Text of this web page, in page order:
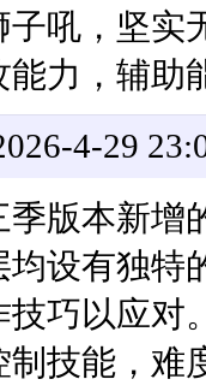
吼，坚实
能力，辅
4-29
版本新增
均设有独
巧以应对
技能，难